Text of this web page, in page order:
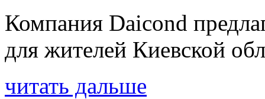
Компания Daicond
для жителей Киевской
читать дальше